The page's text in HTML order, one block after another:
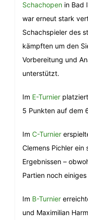
Schachopen in Bad
war erneut stark
Schachspieler des
kämpften um den
Vorbereitung und
unterstützt.
Im E-Turnier
5 Punkten auf dem
Im C-Turnier
Clemens Pichler ein
Ergebnissen –
Partien noch
Im B-Turnier
und Maximilian